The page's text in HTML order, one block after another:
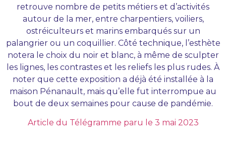
retrouve nombre de petits métiers et d’activités
autour de la mer, entre charpentiers, voiliers,
ostréiculteurs et marins embarqués sur un
palangrier ou un coquillier. Côté technique, l’esthète
notera le choix du noir et blanc, à même de sculpter
les lignes, les contrastes et les reliefs les plus rudes. À
noter que cette exposition a déjà été installée à la
maison Pénanault, mais qu’elle fut interrompue au
bout de deux semaines pour cause de pandémie.
Article du Télégramme paru le 3 mai 2023